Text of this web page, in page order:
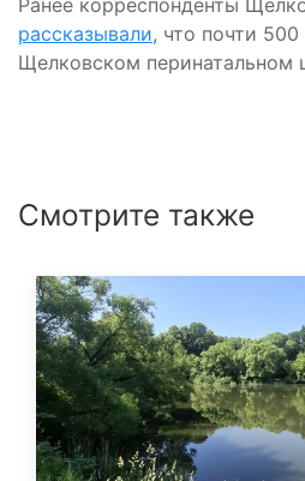
рассказывали, что почти
Щелковском перинатальном
Смотрите также